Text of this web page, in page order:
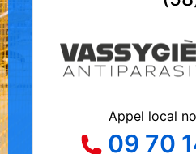
Appel local
09 70